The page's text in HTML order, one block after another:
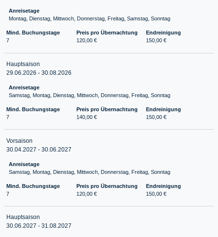
Anreisetage
Montag, Dienstag, Mittwoch, Donnerstag, Freitag, Samstag, Sonntag
Mind. Buchungstage
7
Preis pro Übernachtung
120,00 €
Endreinigung
150,00 €
Hauptsaison
29.06.2026 - 30.08.2026
Anreisetage
Samstag, Montag, Dienstag, Mittwoch, Donnerstag, Freitag, Sonntag
Mind. Buchungstage
7
Preis pro Übernachtung
140,00 €
Endreinigung
150,00 €
Vorsaison
30.04.2027 - 30.06.2027
Anreisetage
Samstag, Montag, Dienstag, Mittwoch, Donnerstag, Freitag, Sonntag
Mind. Buchungstage
7
Preis pro Übernachtung
120,00 €
Endreinigung
150,00 €
Hauptsaison
30.06.2027 - 31.08.2027